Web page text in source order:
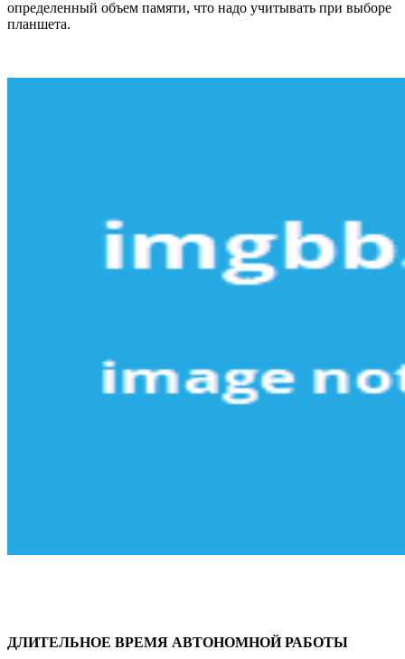
определенный объем памяти, что надо учитывать при выборе
планшета.
ДЛИТЕЛЬНОЕ ВРЕМЯ АВТОНОМНОЙ РАБОТЫ